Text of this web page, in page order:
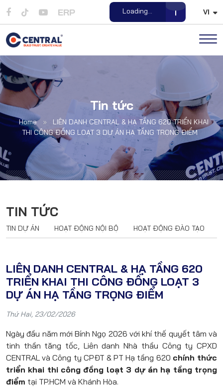
ERP
Open File
VI
Tin tức
Home »
LIÊN DANH CENTRAL & HẠ TẦNG 620 TRIỂN KHAI
THI CÔNG ĐỒNG LOẠT 3 DỰ ÁN HẠ TẦNG TRỌNG ĐIỂM
TIN TỨC
TIN DỰ ÁN HOẠT ĐỘNG NỘI BỘ HOẠT ĐỘNG ĐÀO TẠO
LIÊN DANH CENTRAL & HẠ TẦNG 620
TRIỂN KHAI THI CÔNG ĐỒNG LOẠT 3
DỰ ÁN HẠ TẦNG TRỌNG ĐIỂM
Thứ Hai, 23/02/2026
Ngày đầu năm mới Bính Ngọ 2026 với khí thế quyết tâm và
tinh thần tăng tốc, Liên danh Nhà thầu Công ty CPXD
CENTRAL và Công ty CPĐT & PT Hạ tầng 620 chính thức
triển khai thi công đồng loạt 3 dự án hạ tầng trọng
điểm tại TP.HCM và Khánh Hòa.